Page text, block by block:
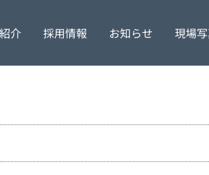
理念 会社情報
介
特定更新工事
採用情報
社員の声
お知らせ 現場